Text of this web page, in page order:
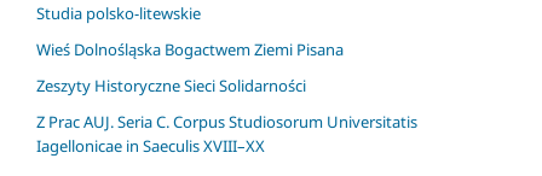
Studia polsko-litewskie
Wieś Dolnośląska Bogactwem Ziemi Pisana
Zeszyty Historyczne Sieci Solidarności
Z Prac AUJ. Seria C. Corpus Studiosorum Universitatis
Iagellonicae in Saeculis XVIII–XX